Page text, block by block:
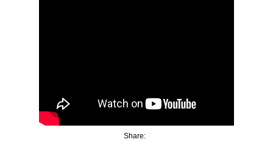
Share: